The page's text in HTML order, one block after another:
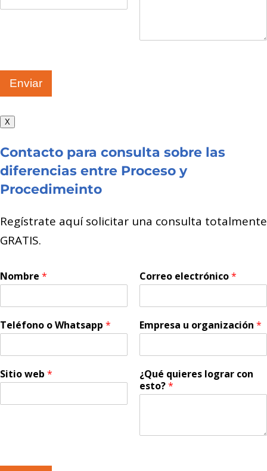
Enviar
X
Contacto para consulta sobre las
diferencias entre Proceso y
Procedimeinto
Regístrate aquí solicitar una consulta totalmente
GRATIS.
Nombre * Correo electrónico*
Teléfono o Whatsapp * Empresa u organización *
Sitio web *
¿Qué quieres lograr con
esto?*